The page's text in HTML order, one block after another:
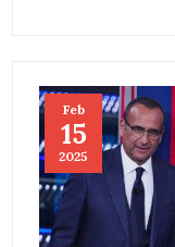
Feb
15
2025